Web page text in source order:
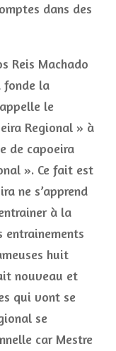
dans des
Reis Machado
fonde la
le
Regional » à
de capoeira
». Ce fait est
ne s’apprend
à la
entrainements
huit
nouveau et
qui vont se
se
car Mestre